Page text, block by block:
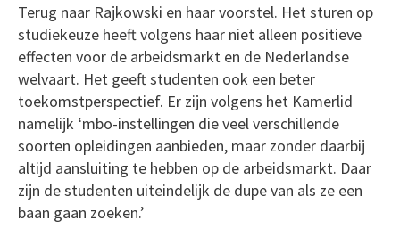
Terug naar Rajkowski en haar voorstel. Het sturen op
studiekeuze heeft volgens haar niet alleen positieve
effecten voor de arbeidsmarkt en de Nederlandse
welvaart. Het geeft studenten ook een beter
toekomstperspectief. Er zijn volgens het Kamerlid
namelijk ‘mbo-instellingen die veel verschillende
soorten opleidingen aanbieden, maar zonder daarbij
altijd aansluiting te hebben op de arbeidsmarkt. Daar
zijn de studenten uiteindelijk de dupe van als ze een
baan gaan zoeken.’